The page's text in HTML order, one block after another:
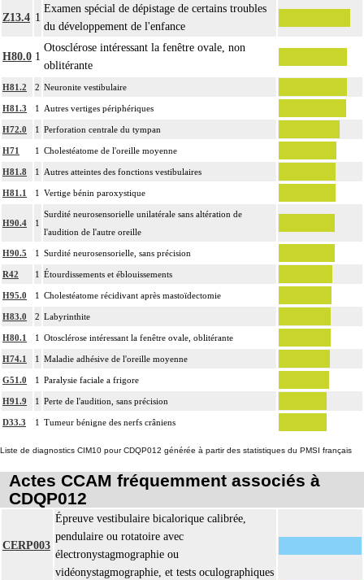
Z13.4 1
Examen spécial de dépistage de certains troubles
du développement de l'enfance
H80.0 1
Otosclérose intéressant la fenêtre ovale, non
oblitérante
H81.2 2 Neuronite vestibulaire
H81.3 1 Autres vertiges périphériques
H72.0 1 Perforation centrale du tympan
H71 1 Cholestéatome de l'oreille moyenne
H81.8 1 Autres atteintes des fonctions vestibulaires
H81.1 1 Vertige bénin paroxystique
H90.4 1
Surdité neurosensorielle unilatérale sans altération de
l'audition de l'autre oreille
H90.5 1 Surdité neurosensorielle, sans précision
R42 1 Étourdissements et éblouissements
H95.0 1 Cholestéatome récidivant après mastoïdectomie
H83.0 2 Labyrinthite
H80.1 1 Otosclérose intéressant la fenêtre ovale, oblitérante
H74.1 1 Maladie adhésive de l'oreille moyenne
G51.0 1 Paralysie faciale a frigore
H91.9 1 Perte de l'audition, sans précision
D33.3 1 Tumeur bénigne des nerfs crâniens
Liste de diagnostics CIM10 pour CDQP012 générée à partir des statistiques du PMSI français
Actes CCAM fréquemment associés à
CDQP012
CERP003
Épreuve vestibulaire bicalorique calibrée,
pendulaire ou rotatoire avec
électronystagmographie ou
vidéonystagmographie, et tests oculographiques